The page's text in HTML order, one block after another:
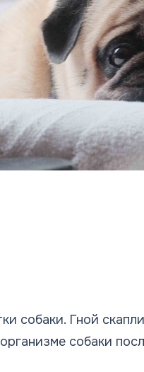
собаки. Гной
собаки